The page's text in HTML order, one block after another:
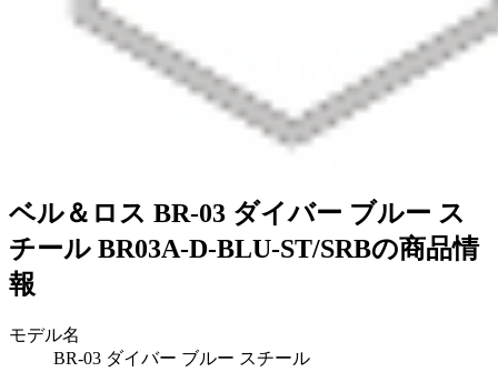
ベル＆ロス BR-03 ダイバー ブルー ス
チール BR03A-D-BLU-ST/SRBの商品情
報
モデル名
BR-03 ダイバー ブルー スチール